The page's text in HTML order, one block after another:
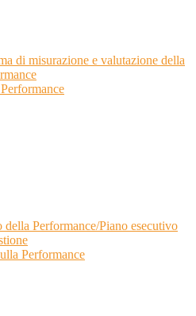
di misurazione e valutazione della
della Performance/Piano esecutivo
Performance